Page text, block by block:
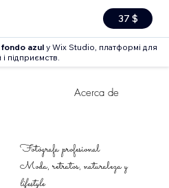
37 $
azul у Wix Studio, платформі для
і підприємств.